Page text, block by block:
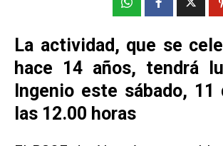
La actividad, que se
hace 14 años, tendrá
Ingenio este sábado,
las 12.00 horas